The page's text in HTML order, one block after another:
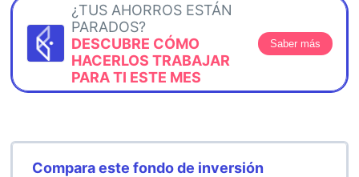
¿TUS AHORROS ESTÁN
PARADOS?
DESCUBRE CÓMO
HACERLOS TRABAJAR
PARA TI ESTE MES
Saber más
Compara este fondo de inversión